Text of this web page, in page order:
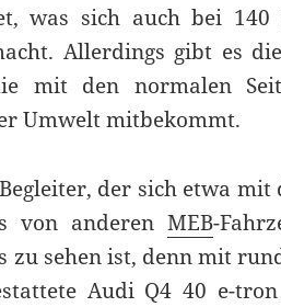
was sich auch bei
Allerdings gibt es
mit den normalen
Umwelt mitbekommt.
der sich etwa
von anderen MEB-
zu sehen ist, denn mit
Audi Q4 40 e-